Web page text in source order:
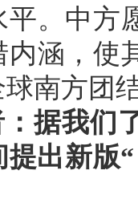
。中方
涵，使
南方团
据我们
出新版